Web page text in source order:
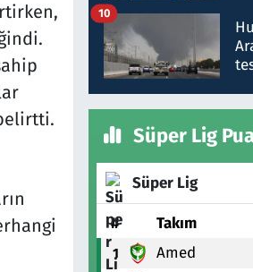
10
Süper Lig
Süper Lig
# Takım
1 Amed